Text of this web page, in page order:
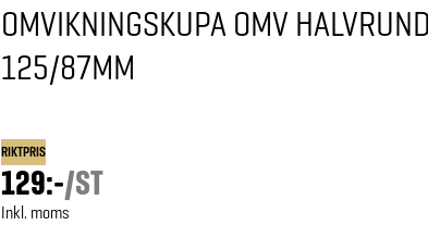
OMVIKNINGSKUPA OMV
125/87MM
RIKTPRIS
129:-/ST
Inkl. moms